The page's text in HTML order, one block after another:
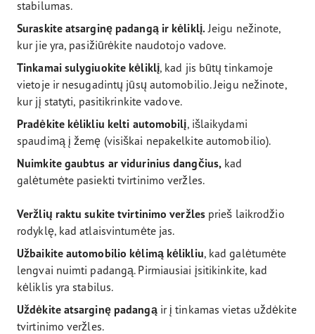
stabilumas.
Suraskite atsarginę padangą ir kėliklį.Jeigu nežinote,
kur jie yra, pasižiūrėkite naudotojo vadove.
Tinkamai sulygiuokite kėliklį, kad jis būtų tinkamoje
vietoje ir nesugadintų jūsų automobilio. Jeigu nežinote,
kur jį statyti, pasitikrinkite vadove.
Pradėkite kėlikliu kelti automobilį, išlaikydami
spaudimą į žemę (visiškai nepakelkite automobilio).
Nuimkite gaubtus ar vidurinius dangčius, kad
galėtumėte pasiekti tvirtinimo veržles.
Veržlių raktu sukite tvirtinimo veržlesprieš laikrodžio
rodyklę, kad atlaisvintumėte jas.
Užbaikite automobilio kėlimą kėlikliu, kad galėtumėte
lengvai nuimti padangą. Pirmiausiai įsitikinkite, kad
kėliklis yra stabilus.
Uždėkite atsarginę padangąir į tinkamas vietas uždėkite
tvirtinimo veržles.